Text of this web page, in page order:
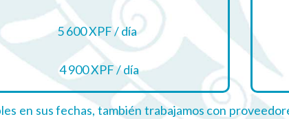
5 600 XPF / día
4 900 XPF / día
en sus fechas, también trabajamos con